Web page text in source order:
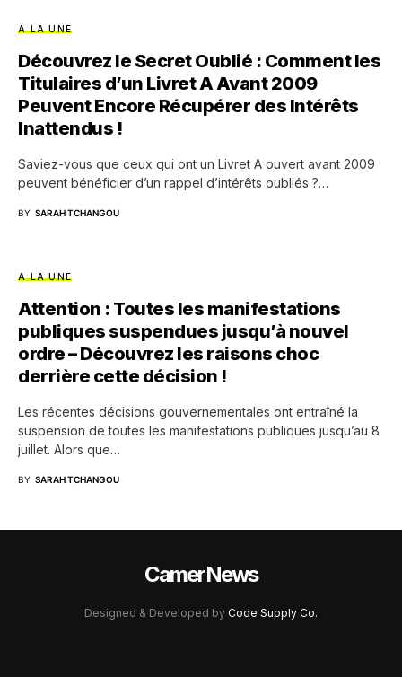
A LA UNE
Découvrez le Secret Oublié : Comment les
Titulaires d’un Livret A Avant 2009
Peuvent Encore Récupérer des Intérêts
Inattendus !
Saviez-vous que ceux qui ont un Livret A ouvert avant 2009
peuvent bénéficier d’un rappel d’intérêts oubliés ?…
BY SARAH TCHANGOU
A LA UNE
Attention : Toutes les manifestations
publiques suspendues jusqu’à nouvel
ordre – Découvrez les raisons choc
derrière cette décision !
Les récentes décisions gouvernementales ont entraîné la
suspension de toutes les manifestations publiques jusqu’au 8
juillet. Alors que…
BY SARAH TCHANGOU
CamerNews
Designed & Developed by Code Supply Co.